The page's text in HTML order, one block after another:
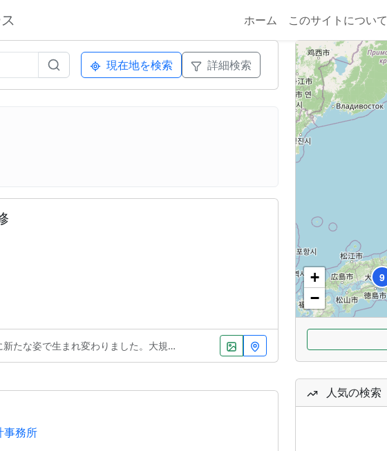
ホーム このサイトについて
現在地を検索 詳細検索
れ変わりました。大規模講堂としての機能性
事務所
9
+
−
人気の検索